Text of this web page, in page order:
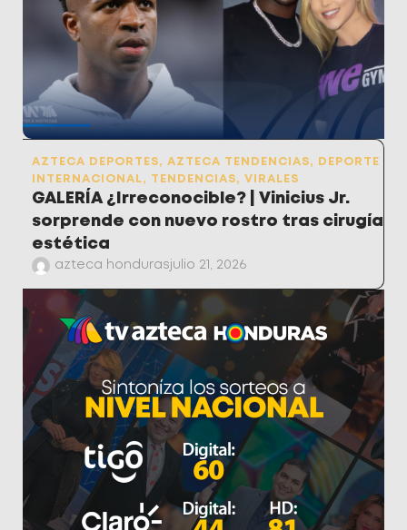
AZTECA DEPORTES, AZTECA TENDENCIAS,
DEPORTE
INTERNACIONAL, TENDENCIAS, VIRALES
GALERÍA ¿Irreconocible? | Vinicius Jr.
sorprende con nuevo rostro tras cirugía
estética
azteca honduras julio 21, 2026